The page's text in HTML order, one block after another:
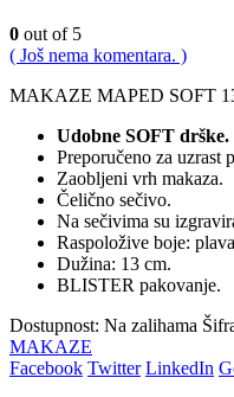
0 out of 5
( Još nema komentara. )
MAKAZE MAPED SOFT
Udobne SOFT drške.
Preporučeno za uzrast
Zaobljeni vrh makaza.
Čelično sečivo.
Na sečivima su
Raspoložive boje:
Dužina: 13 cm.
BLISTER pakovanje.
Dostupnost: Na zalihama
MAKAZE
Facebook Twitter LinkedIn